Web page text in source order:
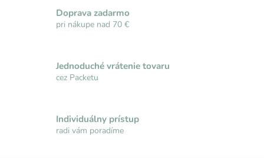
Doprava zadarmo
pri nákupe nad 70 €
Jednoduché vrátenie tovaru
cez Packetu
Individuálny prístup
radi vám poradíme